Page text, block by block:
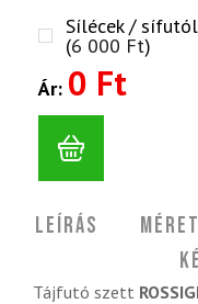
Sílécek /
(6 000 Ft)
Ár: 0 Ft
Leírás
Tájfutó szett